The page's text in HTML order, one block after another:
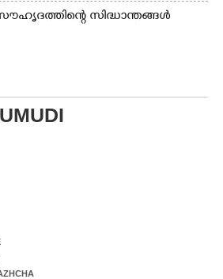
സിദ്ധാന്തങ്ങൾ